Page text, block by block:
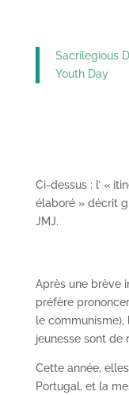
Sacrilegious
Youth Day
Ci-dessus : l’ «
élaboré » décrit
JMJ.
Après une brève
préfère
le
jeunesse sont de
Cette année,
Portugal, et la